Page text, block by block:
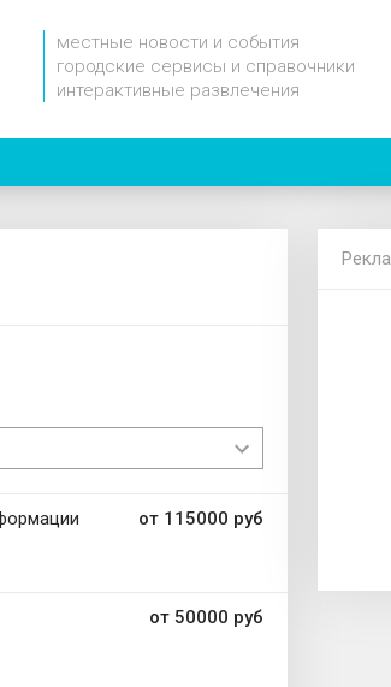
местные новости и события
городские сервисы и справочники
интерактивные развлечения
от 115000 руб
от 50000 руб